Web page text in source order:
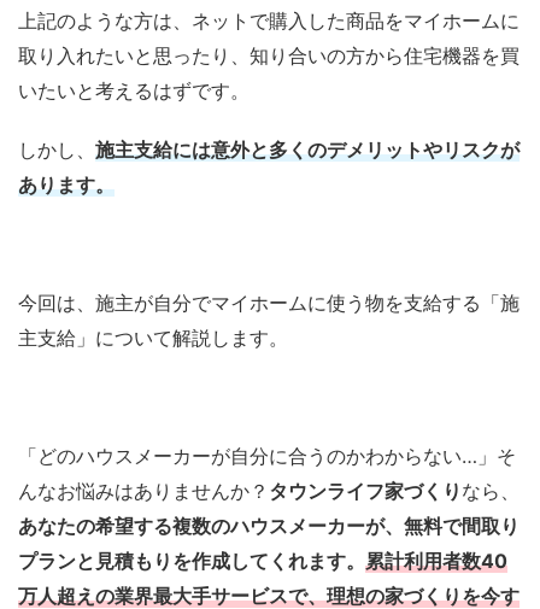
上記のような方は、ネットで購入した商品をマイホームに
取り入れたいと思ったり、知り合いの方から住宅機器を買
いたいと考えるはずです。
しかし、 施主支給には意外と多くのデメリットやリスクが
あります。
今回は、施主が自分でマイホームに使う物を支給する「施
主支給」について解説します。
「どのハウスメーカーが自分に合うのかわからない…」そ
んなお悩みはありませんか？ タウンライフ家づくり なら、
あなたの希望する複数のハウスメーカーが、無料で間取り
プランと見積もりを作成してくれます。 累計利用者数40
万人超えの業界最大手サービスで、理想の家づくりを今す